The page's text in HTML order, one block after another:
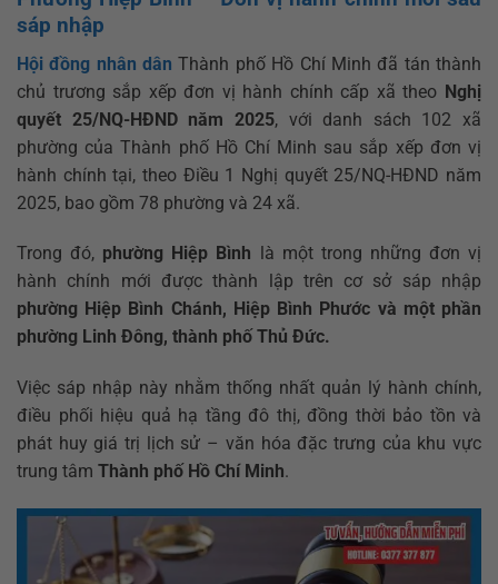
sáp nhập
Hội đồng nhân dân Thành phố Hồ Chí Minh đã tán thành
chủ trương sắp xếp đơn vị hành chính cấp xã theo Nghị
quyết 25/NQ-HĐND năm 2025, với danh sách 102 xã
phường của Thành phố Hồ Chí Minh sau sắp xếp đơn vị
hành chính tại, theo Điều 1 Nghị quyết 25/NQ-HĐND năm
2025, bao gồm 78 phường và 24 xã.
Trong đó, phường Hiệp Bình là một trong những đơn vị
hành chính mới được thành lập trên cơ sở sáp nhập
phường Hiệp Bình Chánh, Hiệp Bình Phước và một phần
phường Linh Đông, thành phố Thủ Đức.
Việc sáp nhập này nhằm thống nhất quản lý hành chính,
điều phối hiệu quả hạ tầng đô thị, đồng thời bảo tồn và
phát huy giá trị lịch sử – văn hóa đặc trưng của khu vực
trung tâm Thành phố Hồ Chí Minh.